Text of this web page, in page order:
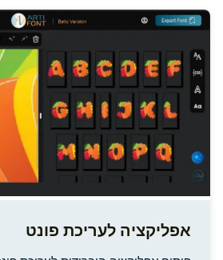
אפליקציה לעריכת פונט